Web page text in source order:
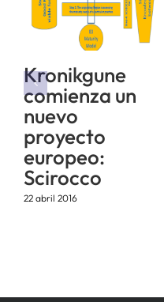
Kronikgune
comienza un
nuevo
proyecto
europeo:
Scirocco
22 abril 2016